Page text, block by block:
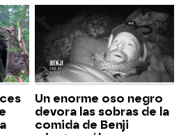
Un enorme oso negro
devora las sobras de la
comida de Benji